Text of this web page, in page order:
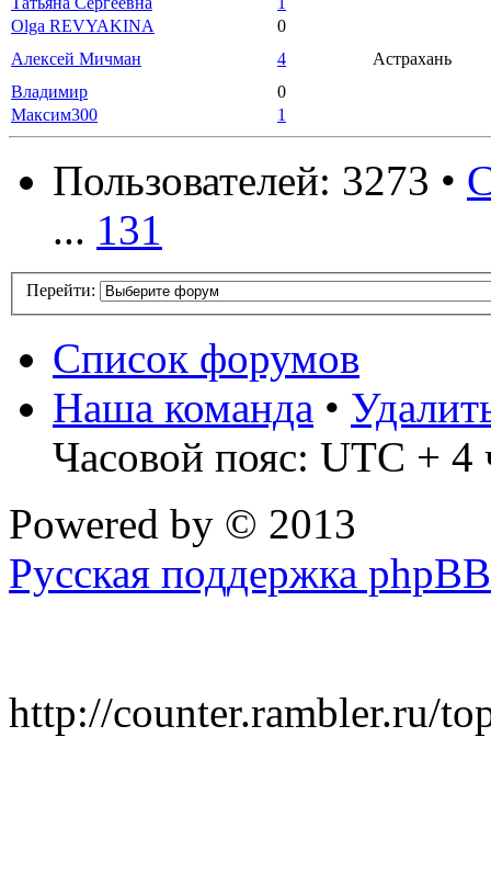
Olga REVYAKINA
0
Алексей Мичман
4
Астрахань
Владимир
0
Максим300
1
Пользователей: 3273 •
... 131
Перейти:
Список форумов
Наша команда •
Часовой пояс: UTC + 4
Powered by © 2013
Русская поддержка phpBB
http://counter.rambler.ru/